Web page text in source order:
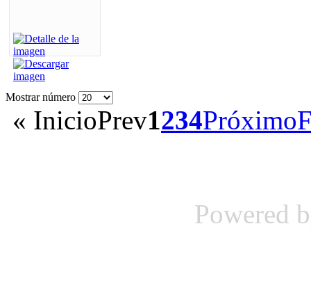
Mostrar número
« InicioPrev1234Próximo
Powered